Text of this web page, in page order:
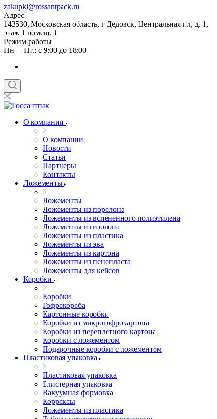
zakupki@rossantpack.ru
Адрес
143530, Московская область, г Дедовск, Центральная пл, д. 1,
этаж 1 помещ. 1
Режим работы
Пн. – Пт.: с 9:00 до 18:00
О компании
О компании
Новости
Статьи
Партнеры
Контакты
Ложементы
Ложементы
Ложементы из поролона
Ложементы из вспененного полиэтилена
Ложементы из изолона
Ложементы из пластика
Ложементы из эва
Ложементы из картона
Ложементы из пенопласта
Ложементы для кейсов
Коробки
Коробки
Гофрокороба
Картонные коробки
Коробки из микрогофрокартона
Коробки из переплетного картона
Коробки с ложементом
Подарочные коробки с ложементом
Пластиковая упаковка
Пластиковая упаковка
Блистерная упаковка
Вакуумная формовка
Коррексы
Ложементы из пластика